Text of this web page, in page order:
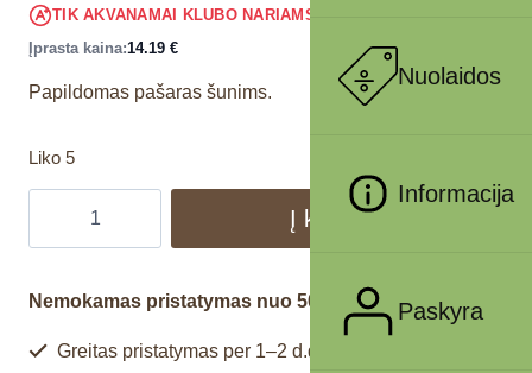
Nuolaidos
Informacija
Paskyra
TIK AKVANAMAI KLUBO NARIAMS
Įprasta kaina:14.19 €
Papildomas pašaras šunims.
Liko 5
Į krepšelį
Nemokamas pristatymas nuo 50€
Greitas pristatymas per 1–2 d.d.